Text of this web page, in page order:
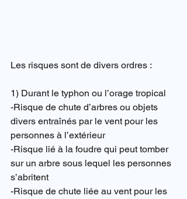
Les risques sont de divers ordres :
1) Durant le typhon ou l’orage tropical
-Risque de chute d’arbres ou objets
divers entraînés par le vent pour les
personnes à l’extérieur
-Risque lié à la foudre qui peut tomber
sur un arbre sous lequel les personnes
s’abritent
-Risque de chute liée au vent pour les